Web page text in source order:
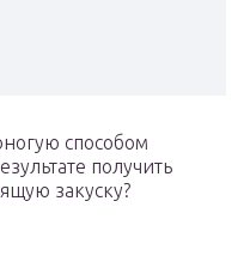
способом
получить
закуску?